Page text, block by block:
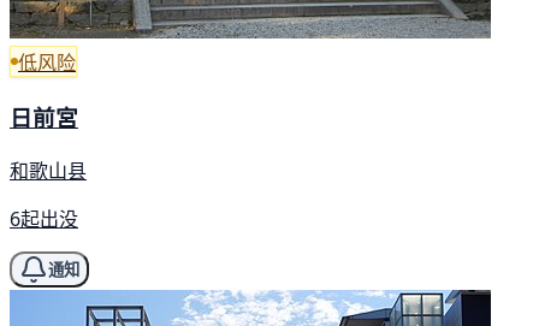
低风险
日前宮
和歌山县
6起出没
通知